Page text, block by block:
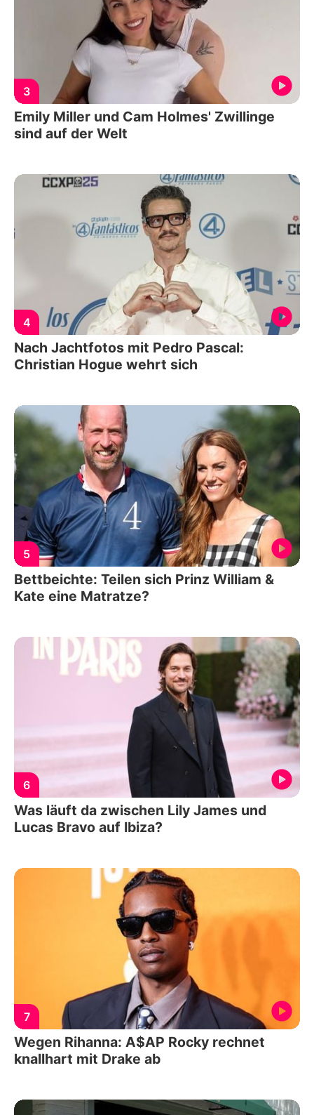
3
Emily Miller und Cam Holmes' Zwillinge
sind auf der Welt
4
Nach Jachtfotos mit Pedro Pascal:
Christian Hogue wehrt sich
5
Bettbeichte: Teilen sich Prinz William &
Kate eine Matratze?
6
Was läuft da zwischen Lily James und
Lucas Bravo auf Ibiza?
7
Wegen Rihanna: A$AP Rocky rechnet
knallhart mit Drake ab